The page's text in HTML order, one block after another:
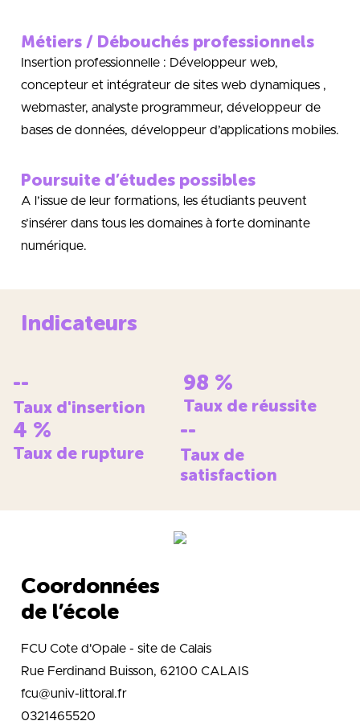
Métiers / Débouchés professionnels
Insertion professionnelle : Développeur web,
concepteur et intégrateur de sites web dynamiques ,
webmaster, analyste programmeur, développeur de
bases de données, développeur d’applications mobiles.
Poursuite d’études possibles
A l’issue de leur formations, les étudiants peuvent
s’insérer dans tous les domaines à forte dominante
numérique.
Indicateurs
--
Taux d'insertion
98 %
Taux de réussite
4 %
Taux de rupture
--
Taux de
satisfaction
Coordonnées
de l’école
FCU Cote d'Opale - site de Calais
Rue Ferdinand Buisson, 62100 CALAIS
fcu@univ-littoral.fr
0321465520